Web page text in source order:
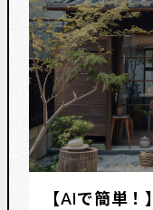
【AIで簡単